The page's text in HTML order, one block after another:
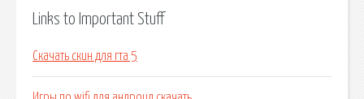
Links to Important Stuff
Скачать скин для гта 5